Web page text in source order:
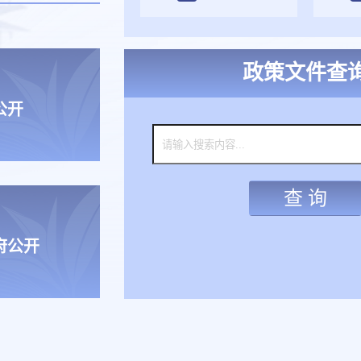
开
公开
政策文件查
查 询